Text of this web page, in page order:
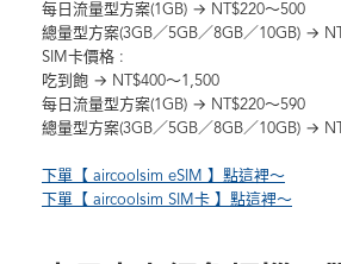
每日流量型方案(1GB) → NT$220～500
總量型方案(3GB／5GB／8GB／10GB) →
SIM卡價格 :
吃到飽 → NT$400～1,500
每日流量型方案(1GB) → NT$220～590
總量型方案(3GB／5GB／8GB／10GB) →
下單【 aircoolsim eSIM 】點這裡～
下單【 aircoolsim SIM卡 】點這裡～